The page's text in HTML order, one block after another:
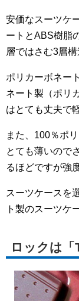
安価なスーツケ
ートとABS樹脂
層ではさむ3層
ポリカーボネー
ネート製（ポリ
はとても丈夫で
また、100％ポ
とても薄いので
るほどですが強
スーツケースを
ト製のスーツケ
ロックは